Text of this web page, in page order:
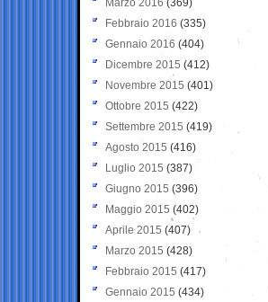
Marzo 2016 (369)
Febbraio 2016 (335)
Gennaio 2016 (404)
Dicembre 2015 (412)
Novembre 2015 (401)
Ottobre 2015 (422)
Settembre 2015 (419)
Agosto 2015 (416)
Luglio 2015 (387)
Giugno 2015 (396)
Maggio 2015 (402)
Aprile 2015 (407)
Marzo 2015 (428)
Febbraio 2015 (417)
Gennaio 2015 (434)